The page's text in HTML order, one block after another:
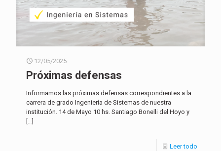
12/05/2025
Próximas defensas
Informamos las próximas defensas correspondientes a la
carrera de grado Ingeniería de Sistemas de nuestra
institución. 14 de Mayo 10 hs. Santiago Bonelli del Hoyo y
[…]
Leer todo